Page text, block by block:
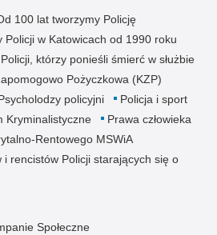
100 lat tworzymy Policję
Policji w Katowicach od 1990 roku
którzy ponieśli śmierć w służbie
Pożyczkowa (KZP)
policyjni
Policja i sport
Kryminalistyczne
Prawa człowieka
Rentowego MSWiA
rencistów Policji starających się o
Społeczne